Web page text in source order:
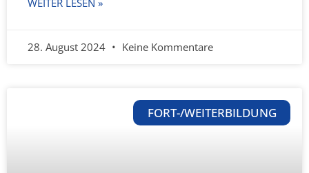
28. August 2024 Keine Kommentare
FORT-/WEITERBILDUNG